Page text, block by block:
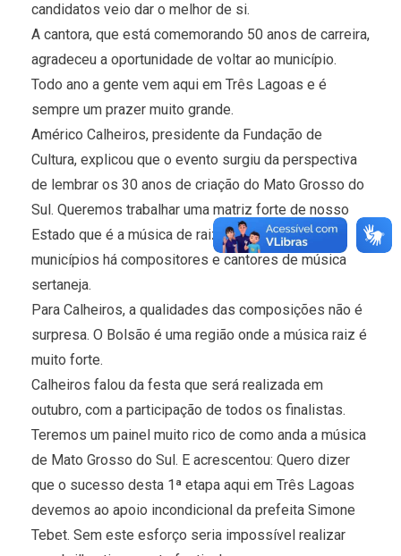
candidatos veio dar o melhor de si.
A cantora, que está comemorando 50 anos de carreira,
agradeceu a oportunidade de voltar ao município.
Todo ano a gente vem aqui em Três Lagoas e é
sempre um prazer muito grande.
Américo Calheiros, presidente da Fundação de
Cultura, explicou que o evento surgiu da perspectiva
de lembrar os 30 anos de criação do Mato Grosso do
Sul. Queremos trabalhar uma matriz forte de nosso
Estado que é a música de raiz. Em todos os
municípios há compositores e cantores de música
sertaneja.
Para Calheiros, a qualidades das composições não é
surpresa. O Bolsão é uma região onde a música raiz é
muito forte.
Calheiros falou da festa que será realizada em
outubro, com a participação de todos os finalistas.
Teremos um painel muito rico de como anda a música
de Mato Grosso do Sul. E acrescentou: Quero dizer
que o sucesso desta 1ª etapa aqui em Três Lagoas
devemos ao apoio incondicional da prefeita Simone
Tebet. Sem este esforço seria impossível realizar